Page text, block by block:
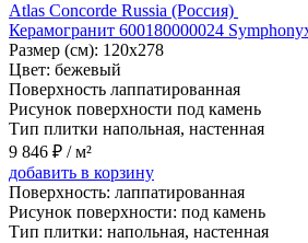
Atlas Concorde Russia (Россия)
Керамогранит 600180000024
Размер (см): 120x278
Цвет: бежевый
Поверхность лаппатированная
Рисунок поверхности под камень
Тип плитки напольная, настенная
9 846 ₽ / м²
добавить в корзину
Поверхность: лаппатированная
Рисунок поверхности: под камень
Тип плитки: напольная, настенная